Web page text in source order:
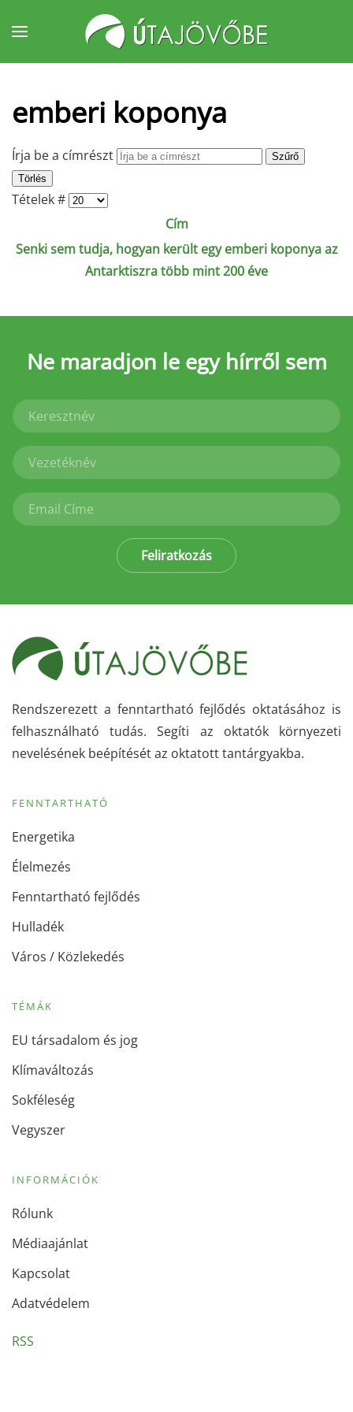
Fő tartalom átugrása
emberi koponya
Írja be a címrészt
Szűrő
Törlés
Tételek #
Cím
Senki sem tudja, hogyan került egy emberi koponya az
Antarktiszra több mint 200 éve
Ne maradjon le egy hírről sem
Feliratkozás
Rendszerezett a fenntartható fejlődés oktatásához is
felhasználható tudás. Segíti az oktatók környezeti
nevelésének beépítését az oktatott tantárgyakba.
FENNTARTHATÓ
Energetika
Élelmezés
Fenntartható fejlődés
Hulladék
Város / Közlekedés
TÉMÁK
EU társadalom és jog
Klímaváltozás
Sokféleség
Vegyszer
INFORMÁCIÓK
Rólunk
Médiaajánlat
Kapcsolat
Adatvédelem
RSS